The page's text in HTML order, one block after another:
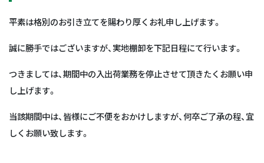
平素は格別のお引き立てを賜わり厚くお礼申し上げます。
誠に勝手ではございますが、実地棚卸を下記日程にて行います。
つきましては、期間中の入出荷業務を停止させて頂きたくお願い申
し上げます。
当該期間中は、皆様にご不便をおかけしますが、何卒ご了承の程、宜
しくお願い致します。